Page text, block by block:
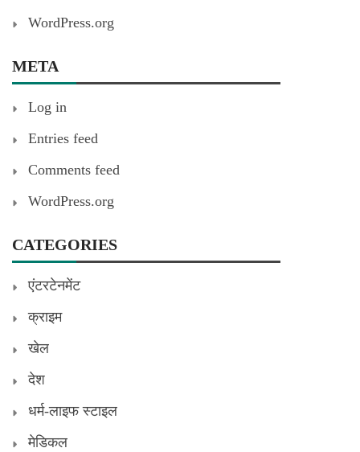
WordPress.org
META
Log in
Entries feed
Comments feed
WordPress.org
CATEGORIES
एंटरटेनमेंट
क्राइम
खेल
देश
धर्म-लाइफ स्टाइल
मेडिकल